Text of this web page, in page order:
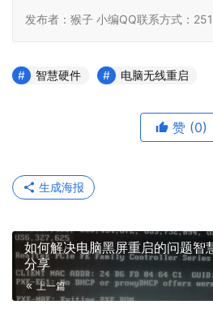
发布者：猴子 小编QQ联系方式：
智慧硬件 电脑无线重启
赞 (0)
生成海报
如何解决电脑黑屏重启的问题智
分享
上一篇